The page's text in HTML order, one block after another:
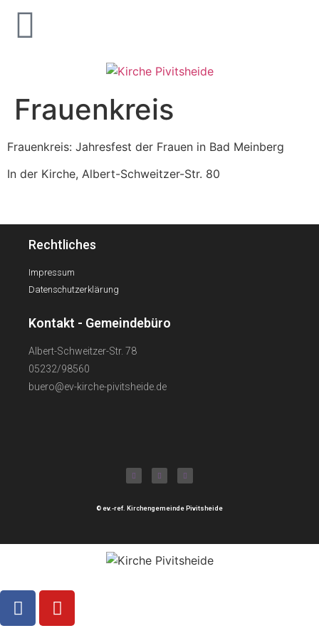
Frauenkreis
Frauenkreis: Jahresfest der Frauen in Bad Meinberg
In der Kirche, Albert-Schweitzer-Str. 80
Kontakt - Gemeindebüro
Albert-Schweitzer-Str. 78
05232/98560
buero@ev-kirche-pivitsheide.de
Rechtliches
Impressum
Datenschutzerklärung
© ev.-ref. Kirchengemeinde Pivitsheide